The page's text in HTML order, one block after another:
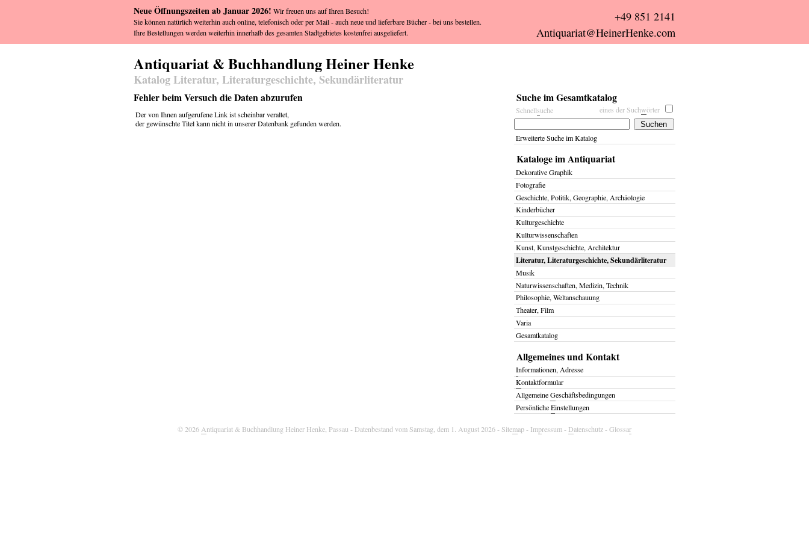
Antiquariat & Buchhandlung Heiner Henke
Katalog Literatur, Literaturgeschichte, Sekundärliteratur
Fehler beim Versuch die Daten abzurufen
Der von Ihnen aufgerufene Link ist scheinbar veraltet,
der gewünschte Titel kann nicht in unserer Datenbank gefunden werden.
Suche im Gesamtkatalog
eines der Suchwörter
Schnellsuche
Erweiterte Suche im Katalog
Kataloge im Antiquariat
Dekorative Graphik
Fotografie
Geschichte, Politik, Geographie, Archäologie
Kinderbücher
Kulturgeschichte
Kulturwissenschaften
Kunst, Kunstgeschichte, Architektur
Literatur, Literaturgeschichte, Sekundärliteratur
Musik
Naturwissenschaften, Medizin, Technik
Philosophie, Weltanschauung
Theater, Film
Varia
Gesamtkatalog
Allgemeines und Kontakt
Informationen, Adresse
Kontaktformular
AllgemeineGeschäftsbedingungen
PersönlicheEinstellungen
© 2026Antiquariat & Buchhandlung Heiner Henke, Passau - Datenbestand vom Samstag, dem 1. August 2026 -Sitemap- Impressum- Datenschutz-Glossar
Neue Öffnungszeiten ab Januar 2026! Wir freuen uns auf Ihren Besuch!
Sie können natürlich weiterhin auch online, telefonisch oder per Mail - auch neue und lieferbare Bücher - bei uns bestellen.
Ihre Bestellungen werden weiterhin innerhalb des gesamten Stadtgebietes kostenfrei ausgeliefert.
+49 851 2141
Antiquariat@HeinerHenke.com